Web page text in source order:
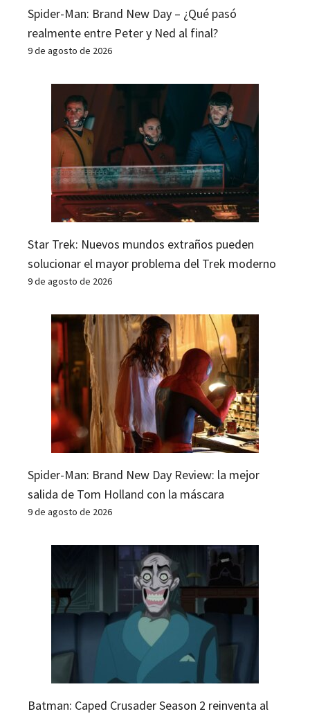
Spider-Man: Brand New Day – ¿Qué pasó
realmente entre Peter y Ned al final?
9 de agosto de 2026
Star Trek: Nuevos mundos extraños pueden
solucionar el mayor problema del Trek moderno
9 de agosto de 2026
Spider-Man: Brand New Day Review: la mejor
salida de Tom Holland con la máscara
9 de agosto de 2026
Batman: Caped Crusader Season 2 reinventa al